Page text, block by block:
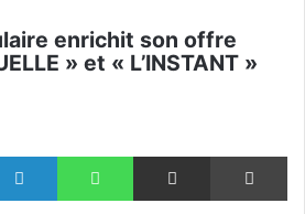
enrichit son offre
» et « L’INSTANT »
Linkedin WhatsApp Partager par email